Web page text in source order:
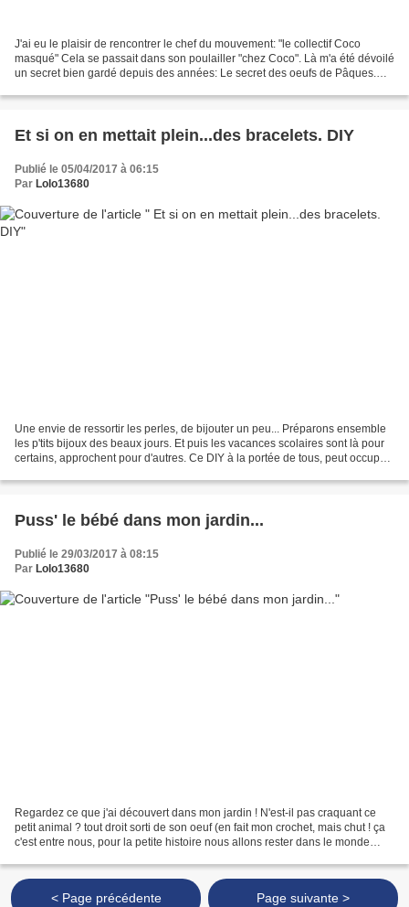
J'ai eu le plaisir de rencontrer le chef du mouvement: "le collectif Coco
masqué" Cela se passait dans son poulailler "chez Coco". Là m'a été dévoilé
un secret bien gardé depuis des années: Le secret des oeufs de Pâques.
Et si on en mettait plein...des bracelets. DIY
Publié le 05/04/2017 à 06:15
Par Lolo13680
Une envie de ressortir les perles, de bijouter un peu... Préparons ensemble
les p'tits bijoux des beaux jours. Et puis les vacances scolaires sont là pour
certains, approchent pour d'autres. Ce DIY à la portée de tous, peut occuper
Puss' le bébé dans mon jardin...
Publié le 29/03/2017 à 08:15
Par Lolo13680
Regardez ce que j'ai découvert dans mon jardin ! N'est-il pas craquant ce
petit animal ? tout droit sorti de son oeuf (en fait mon crochet, mais chut ! ça
c'est entre nous, pour la petite histoire nous allons rester dans le monde
< Page précédente Page suivante >